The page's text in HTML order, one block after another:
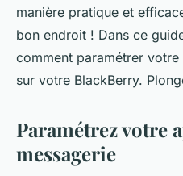
manière pratique et
bon endroit ! Dans ce
comment paramétrer
sur votre BlackBerry.
Paramétrez votre
messagerie